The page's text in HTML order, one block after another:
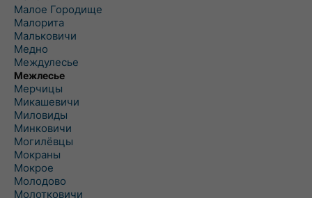
Малое Городище
Малорита
Мальковичи
Медно
Междулесье
Межлесье
Мерчицы
Микашевичи
Миловиды
Минковичи
Могилёвцы
Мокраны
Мокрое
Молодово
Молотковичи